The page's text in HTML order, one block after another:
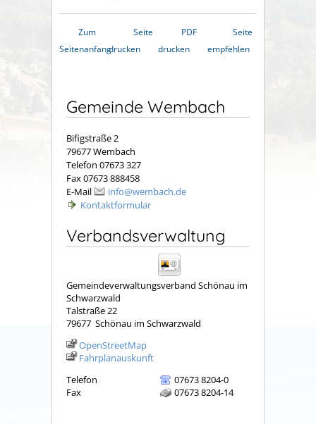
Zum
Seitenanfang
Seite
drucken
PDF
drucken
Seite
empfehlen
Gemeinde Wembach
Bifigstraße 2
79677 Wembach
Telefon 07673 327
Fax 07673 888458
E-Mail
info@wembach.de
Kontaktformular
Verbandsverwaltung
Gemeindeverwaltungsverband Schönau im
Schwarzwald
Talstraße 22
79677 Schönau im Schwarzwald
OpenStreetMap
Fahrplanauskunft
Telefon
07673 8204-0
Fax
07673 8204-14